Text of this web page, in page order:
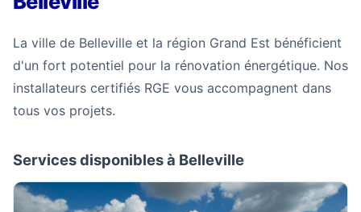
La ville de Belleville et la région Grand Est bénéficient
d'un fort potentiel pour la rénovation énergétique. Nos
installateurs certifiés RGE vous accompagnent dans
tous vos projets.
Services disponibles à Belleville